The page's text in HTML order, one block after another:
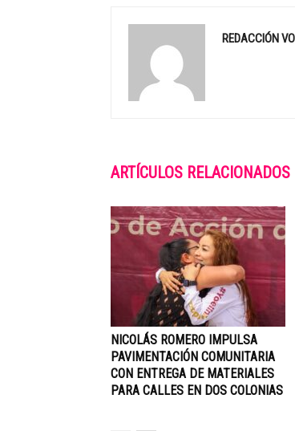
REDACCIÓN
ARTÍCULOS RELACIONADOS
NICOLÁS ROMERO IMPULSA
PAVIMENTACIÓN COMUNITARIA
CON ENTREGA DE MATERIALES
PARA CALLES EN DOS COLONIAS